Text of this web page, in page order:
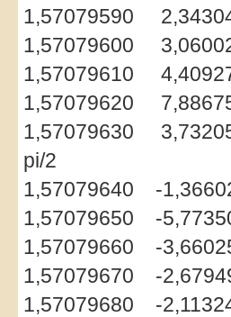
1,57079590
1,57079600
1,57079610
1,57079620
1,57079630
pi/2
1,57079640 -
1,57079650 -
1,57079660 -
1,57079670 -
1,57079680 -